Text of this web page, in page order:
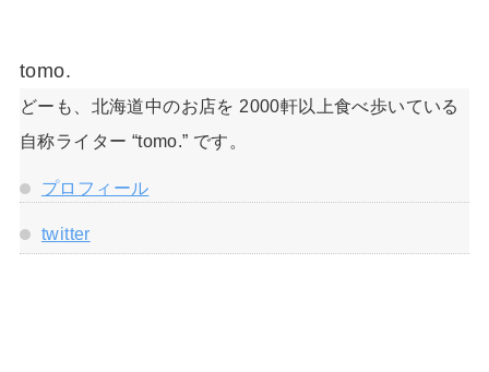
tomo.
どーも、北海道中のお店を 2000軒以上食べ歩いている
自称ライター “tomo.” です。
プロフィール
twitter